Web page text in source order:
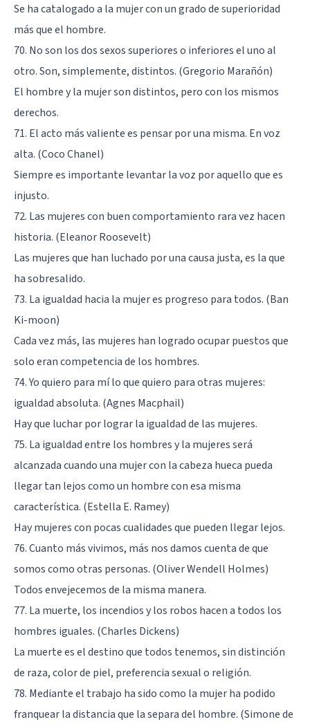
Se ha catalogado a la mujer con un grado de superioridad
más que el hombre.
70. No son los dos sexos superiores o inferiores el uno al
otro. Son, simplemente, distintos. (Gregorio Marañón)
El hombre y la mujer son distintos, pero con los mismos
derechos.
71. El acto más valiente es pensar por una misma. En voz
alta. (Coco Chanel)
Siempre es importante levantar la voz por aquello que es
injusto.
72. Las mujeres con buen comportamiento rara vez hacen
historia. (Eleanor Roosevelt)
Las mujeres que han luchado por una causa justa, es la que
ha sobresalido.
73. La igualdad hacia la mujer es progreso para todos. (Ban
Ki-moon)
Cada vez más, las mujeres han logrado ocupar puestos que
solo eran competencia de los hombres.
74. Yo quiero para mí lo que quiero para otras mujeres:
igualdad absoluta. (Agnes Macphail)
Hay que luchar por lograr la igualdad de las mujeres.
75. La igualdad entre los hombres y la mujeres será
alcanzada cuando una mujer con la cabeza hueca pueda
llegar tan lejos como un hombre con esa misma
característica. (Estella E. Ramey)
Hay mujeres con pocas cualidades que pueden llegar lejos.
76. Cuanto más vivimos, más nos damos cuenta de que
somos como otras personas. (Oliver Wendell Holmes)
Todos envejecemos de la misma manera.
77. La muerte, los incendios y los robos hacen a todos los
hombres iguales. (Charles Dickens)
La muerte es el destino que todos tenemos, sin distinción
de raza, color de piel, preferencia sexual o religión.
78. Mediante el trabajo ha sido como la mujer ha podido
franquear la distancia que la separa del hombre. (Simone de